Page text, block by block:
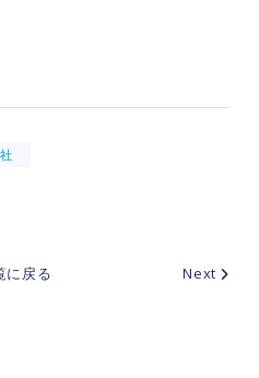
に戻る Next